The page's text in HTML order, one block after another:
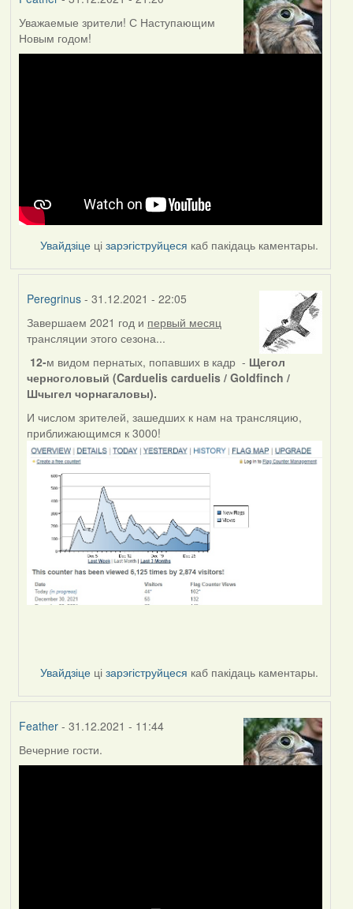
Уважаемые зрители! С Наступающим
Новым годом!
Увайдзіце цізарэгіструйцеся каб пакідаць каментары.
Peregrinus - 31.12.2021 - 22:05
In
reply
to
by
Feather
Завершаем 2021 год и первый месяц
трансляции этого сезона...
12-м видом пернатых, попавших в кадр - Щегол
черноголовый (Carduelis carduelis / Goldfinch /
Шчыгел чорнагаловы).
И числом зрителей, зашедших к нам на трансляцию,
приближающимся к 3000!
Увайдзіце цізарэгіструйцеся каб пакідаць каментары.
Feather- 31.12.2021 - 11:44
Вечерние гости.